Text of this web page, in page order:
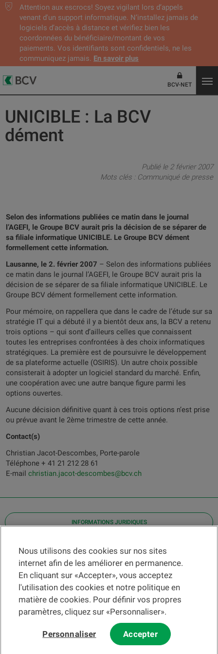
Attention aux escrocs! Soyez vigilant lors d’appels
venant d'un support informatique. N’installez jamais de
logiciels d’accès à distance et vérifiez bien les
coordonnées du bénéficiaire/montant de vos
paiements. Vos identifiants sont confidentiels, ne les
communiquez jamais. En savoir plus
BCV-NET
UNICIBLE : La BCV
dément
Publié le 2 février 2007
Mots clés : Communiqué de presse
Selon des informations publiées ce matin dans le journal
l’AGEFI, le Groupe BCV aurait pris la décision de se séparer de
sa filiale informatique UNICIBLE. Le Groupe BCV dément
formellement cette information.
Lausanne, le 2. février 2007 – Selon des informations publiées
ce matin dans le journal l’AGEFI, le Groupe BCV aurait pris la
décision de se séparer de sa filiale informatique UNICIBLE. Le
Groupe BCV dément formellement cette information.
Pour mémoire, on rappellera que dans le cadre de l’étude sur sa
stratégie IT qui a débuté il y a bientôt deux ans, la BCV a retenu
trois options – qui sont d’ailleurs celles que connaissent
toutes les entreprises confrontées à des choix informatiques
stratégiques. La première est de poursuivre le développement
de sa plateforme actuelle (OSIRIS). Un autre choix possible
consisterait à adopter un logiciel standard du marché. Enfin,
une coopération avec une autre banque figure parmi les
options ouvertes.
Aucune décision définitive quant à ces trois options n’est prise
ou prévue avant le 2ème trimestre de cette année.
Contact(s)
Christian Jacot-Descombes, Porte-parole
Téléphone + 41 21 212 28 61
E-mail christian.jacot-descombes@bcv.ch
INFORMATIONS JURIDIQUES
Contact
Localiser une agence
Aide
Actualités
Taux de change
Nous utilisons des cookies sur nos sites
internet afin de les améliorer en permanence.
En cliquant sur «Accepter», vous acceptez
l'utilisation des cookies et notre politique en
matière de cookies. Pour définir vos propres
paramètres, cliquez sur «Personnaliser».
Personnaliser Accepter